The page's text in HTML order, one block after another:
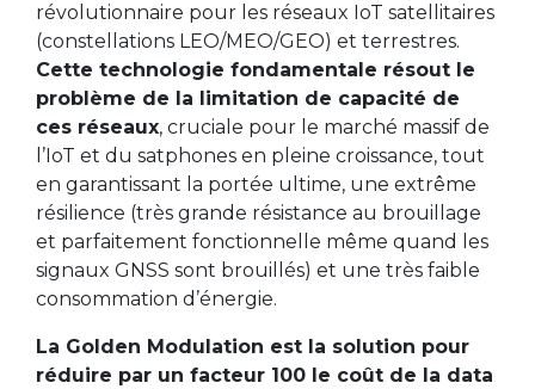
révolutionnaire pour les réseaux IoT satellitaires
(constellations LEO/MEO/GEO) et terrestres.
Cette technologie fondamentale résout le
problème de la limitation de capacité de
ces réseaux, cruciale pour le marché massif de
l’IoT et du satphones en pleine croissance, tout
en garantissant la portée ultime, une extrême
résilience (très grande résistance au brouillage
et parfaitement fonctionnelle même quand les
signaux GNSS sont brouillés) et une très faible
consommation d’énergie.
La Golden Modulation est la solution pour
réduire par un facteur 100 le coût de la data